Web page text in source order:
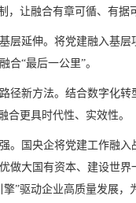
，让融合有章可循、有据
层延伸。将党建融入基
合“最后一公里”。
径新方法。结合数字化
合更具时代性、实效性。
。国央企将党建工作融
做大国有资本、建设世
”驱动企业高质量发展